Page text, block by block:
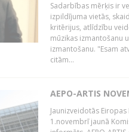
Sadarbības mērķis ir
izpildījuma vietās,
kritērijus, atlīdzību
mūzikas izmantošanu
izmantošanu. "Esam
citām...
AEPO-ARTIS
Jaunizveidotās
1.novembrī jaunā